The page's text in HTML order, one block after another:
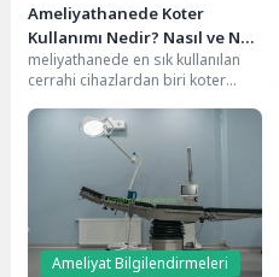
Ameliyathanede Koter
Kullanımı Nedir? Nasıl ve Ne
Amaçla Kullanılır?
meliyathanede en sık kullanılan
cerrahi cihazlardan biri koter
kontrol altına almak, dokuları...
Ameliyat Bilgilendirmeleri